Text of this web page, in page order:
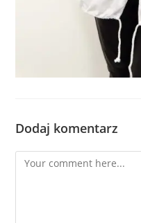
Dodaj komentarz
Comment